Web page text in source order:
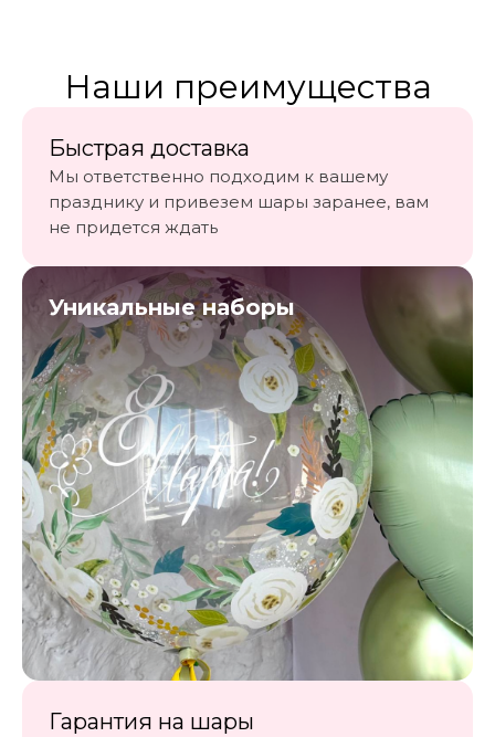
Наши преимущества
Уникальные наборы
Быстрая доставка
Мы ответственно подходим к вашему
празднику и привезем шары заранее, вам
не придется ждать
Гарантия на шары